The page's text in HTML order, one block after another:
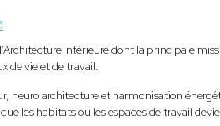
intérieure dont la principale
de vie et de travail.
neuro architecture et harmonisation
les habitats ou les espaces de travail